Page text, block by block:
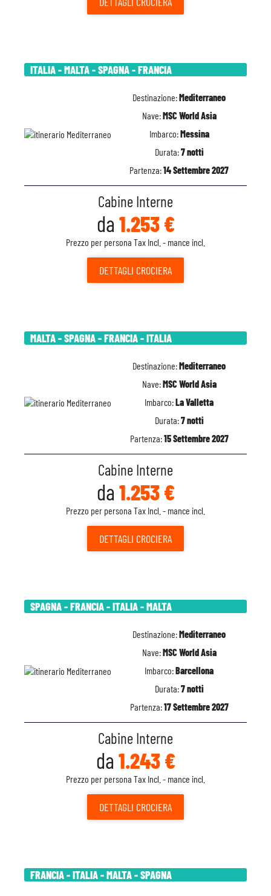
ITALIA - MALTA - SPAGNA - FRANCIA
Destinazione:Mediterraneo
Nave:MSC World Asia
Imbarco:Messina
Durata:7 notti
Partenza:14 Settembre 2027
Cabine Interne
da 1.253 €
Prezzo per persona Tax Incl. - mance incl.
DETTAGLI CROCIERA
MALTA - SPAGNA - FRANCIA - ITALIA
Destinazione:Mediterraneo
Nave:MSC World Asia
Imbarco:La Valletta
Durata:7 notti
Partenza:15 Settembre 2027
Cabine Interne
da 1.253 €
Prezzo per persona Tax Incl. - mance incl.
DETTAGLI CROCIERA
SPAGNA - FRANCIA - ITALIA - MALTA
Destinazione:Mediterraneo
Nave:MSC World Asia
Imbarco:Barcellona
Durata:7 notti
Partenza:17 Settembre 2027
Cabine Interne
da 1.243 €
Prezzo per persona Tax Incl. - mance incl.
DETTAGLI CROCIERA
FRANCIA - ITALIA - MALTA - SPAGNA